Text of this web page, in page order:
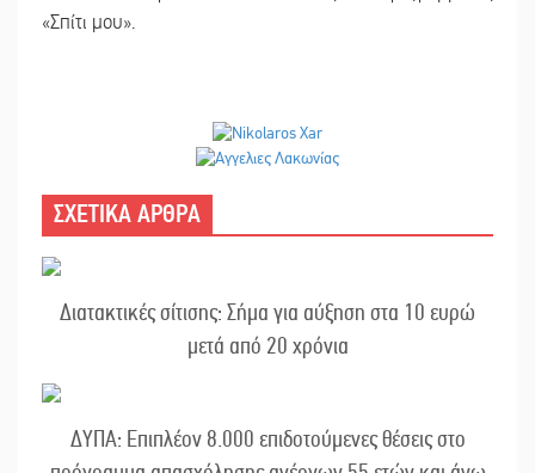
«Σπίτι μου».
ΣΧΕΤΙΚΑ ΑΡΘΡΑ
Διατακτικές σίτισης: Σήμα για αύξηση στα 10 ευρώ
μετά από 20 χρόνια
ΔΥΠΑ: Επιπλέον 8.000 επιδοτούμενες θέσεις στο